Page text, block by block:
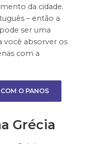
da cidade.
– então a
ser uma
você absorver os
com a
O PANOS
Grécia